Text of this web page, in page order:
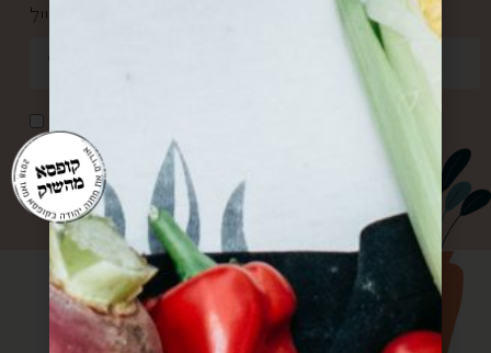
אני מאשר/ת קבלת דואר פרסומי